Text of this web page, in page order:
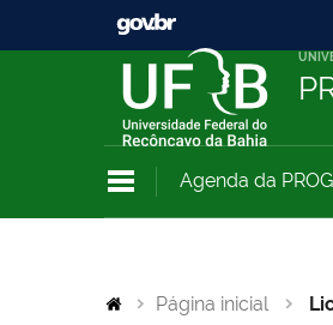
Agenda da
Página inicial